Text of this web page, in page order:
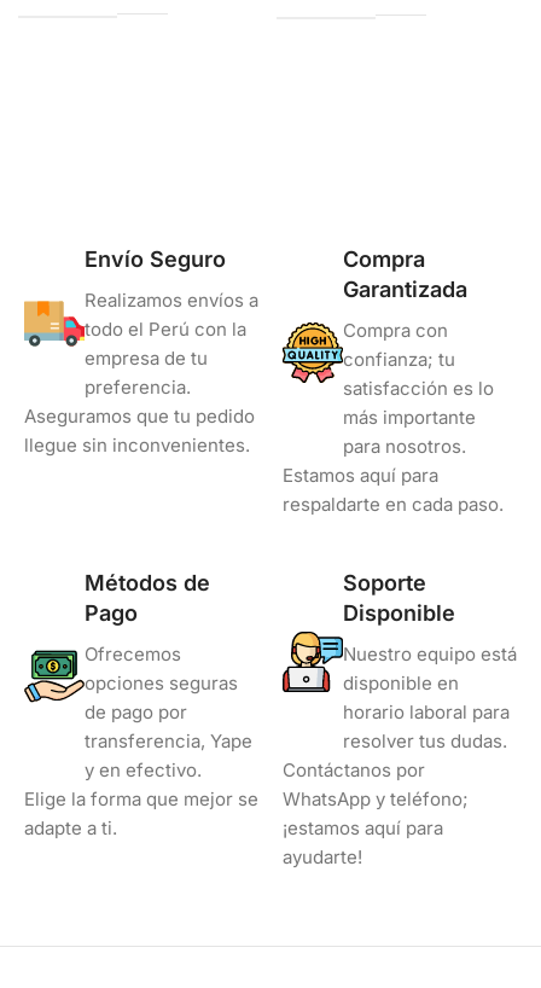
Envío Seguro
Realizamos envíos a
todo el Perú con la
empresa de tu
preferencia.
Aseguramos que tu pedido
llegue sin inconvenientes.
Compra
Garantizada
Compra con
confianza; tu
satisfacción es lo
más importante
para nosotros.
Estamos aquí para
respaldarte en cada paso.
Métodos de
Pago
Ofrecemos
opciones seguras
de pago por
transferencia, Yape
y en efectivo.
Elige la forma que mejor se
adapte a ti.
Soporte
Disponible
Nuestro equipo está
disponible en
horario laboral para
resolver tus dudas.
Contáctanos por
WhatsApp y teléfono;
¡estamos aquí para
ayudarte!